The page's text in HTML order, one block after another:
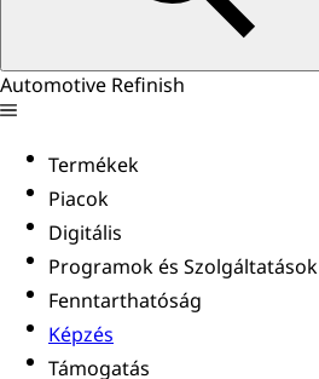
Automotive Refinish
Termékek
Piacok
Digitális
Programok és Szolgáltatások
Fenntarthatóság
Képzés
Támogatás